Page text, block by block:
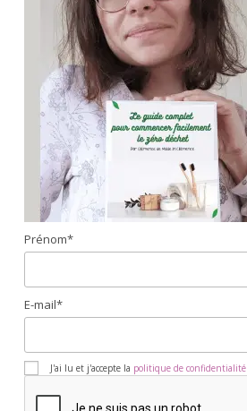
Prénom*
E-mail*
J'ai lu et j'accepte la politique de confidentialité